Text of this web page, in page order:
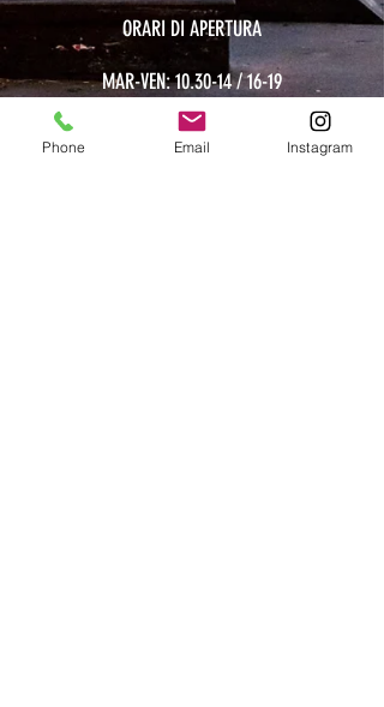
ORARI DI APERTURA
MAR-VEN: 10.30-14 / 16-19
SAB: 11-13.30 / 15.30-19
DOM-LUN: chiuso
Phone Email Instagram